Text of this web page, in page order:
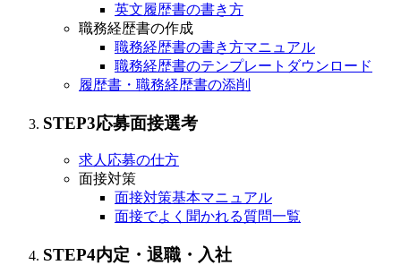
英文履歴書の書き方
職務経歴書の作成
職務経歴書の書き方マニュアル
職務経歴書のテンプレートダウンロード
履歴書・職務経歴書の添削
STEP3応募面接選考
求人応募の仕方
面接対策
面接対策基本マニュアル
面接でよく聞かれる質問一覧
STEP4内定・退職・入社